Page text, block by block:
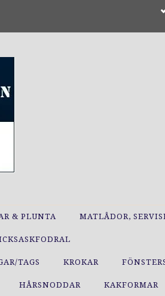
& PLUNTA MATLÅDOR,
TAGS KROKAR
HÅRSNODDAR KAKFORMAR